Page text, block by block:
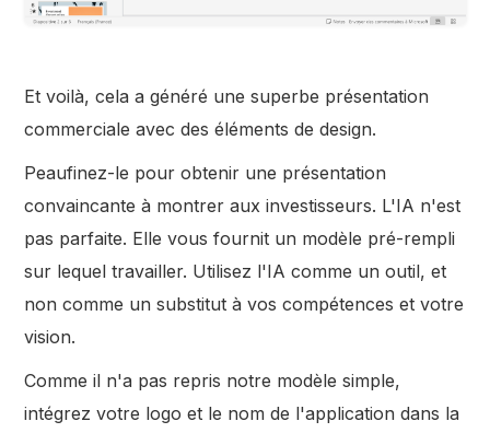
Et voilà, cela a généré une superbe présentation
commerciale avec des éléments de design.
Peaufinez-le pour obtenir une présentation
convaincante à montrer aux investisseurs. L'IA n'est
pas parfaite. Elle vous fournit un modèle pré-rempli
sur lequel travailler. Utilisez l'IA comme un outil, et
non comme un substitut à vos compétences et votre
vision.
Comme il n'a pas repris notre modèle simple,
intégrez votre logo et le nom de l'application dans la